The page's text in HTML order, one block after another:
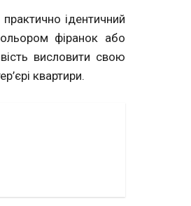
ідентичний
фіранок або
висловити свою
квартири.